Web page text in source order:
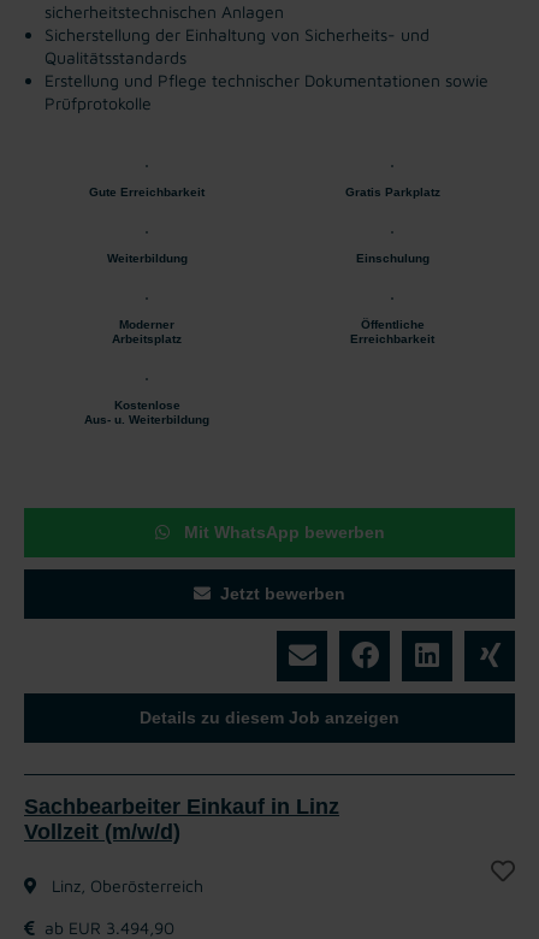
sicherheitstechnischen Anlagen
Sicherstellung der Einhaltung von Sicherheits- und
Qualitätsstandards
Erstellung und Pflege technischer Dokumentationen sowie
Prüfprotokolle
Gute Erreichbarkeit Gratis Parkplatz
Weiterbildung Einschulung
Moderner
Arbeitsplatz
Öffentliche
Erreichbarkeit
Kostenlose
Aus- u. Weiterbildung
Mit WhatsApp bewerben
Jetzt bewerben
Details zu diesem Job anzeigen
Sachbearbeiter Einkauf in Linz
Vollzeit (m/w/d)
Linz, Oberösterreich
ab EUR 3.494,90